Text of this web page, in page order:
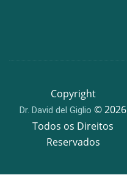
Copyright
Dr. David del Giglio © 2026
Todos os Direitos
Reservados